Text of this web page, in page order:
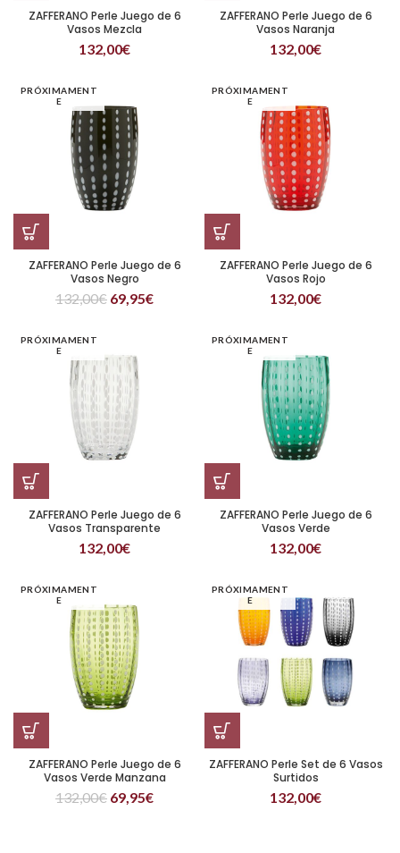
ZAFFERANO Perle Juego de 6
Vasos Mezcla
132,00€
ZAFFERANO Perle Juego de 6
Vasos Naranja
132,00€
PRÓXIMAMENT
E
ZAFFERANO Perle Juego de 6
Vasos Negro
132,00€ 69,95€
PRÓXIMAMENT
E
ZAFFERANO Perle Juego de 6
Vasos Rojo
132,00€
PRÓXIMAMENT
E
ZAFFERANO Perle Juego de 6
Vasos Transparente
132,00€
PRÓXIMAMENT
E
ZAFFERANO Perle Juego de 6
Vasos Verde
132,00€
PRÓXIMAMENT
E
ZAFFERANO Perle Juego de 6
Vasos Verde Manzana
132,00€ 69,95€
PRÓXIMAMENT
E
ZAFFERANO Perle Set de 6 Vasos
Surtidos
132,00€